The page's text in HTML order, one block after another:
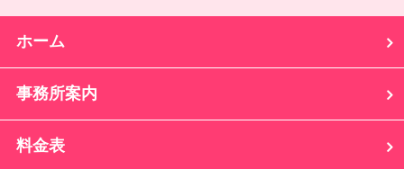
ホーム
事務所案内
料金表